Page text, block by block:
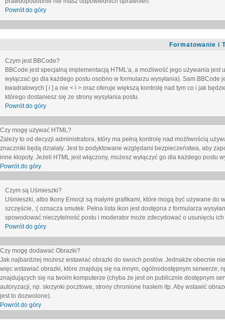
Powrót do góry
Formatowanie i
Czym jest BBCode?
BBCode jest specjalną implementacją HTML'a, a możliwość jego używania
wyłączać go dla każdego postu osobno w formularzu wysyłania). Sam
kwadratowych [ i ] a nie < i > oraz oferuje większą kontrolę nad tym co i jak
którego dostaniesz się ze strony wysyłania postu.
Powrót do góry
Czy mogę używać HTML?
Zależy to od decyzji administratora, który ma pełną kontrolę nad możliwością
znaczniki będą działały. Jest to podyktowane względami bezpieczeństwa, aby
inne kłopoty. Jeżeli HTML jest włączony, możesz wyłączyć go dla każdego
Powrót do góry
Czym są Uśmieszki?
Uśmieszki, albo Ikony Emocji są małymi grafikami, które mogą być używane
szczęście, :( oznacza smutek. Pełna lista ikon jest dostępna z formularza
spowodować nieczytelność postu i moderator może zdecydować o usunięciu ich
Powrót do góry
Czy mogę dodawać Obrazki?
Jak najbardziej możesz wstawiać obrazki do swoich postów. Jednakże obecnie
więc wstawiać obrazki, które znajdują się na innym, ogólnodostępnym serwerze,
znajdujących się na twoim komputerze (chyba że jest on publicznie dostępnym
autoryzacji, np. skrzynki pocztowe, strony chronione hasłem itp. Aby wstawić
jest to dozwolone).
Powrót do góry